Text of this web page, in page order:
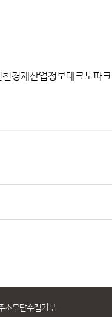
천경제산업정보테크노파크
소무단수집거부